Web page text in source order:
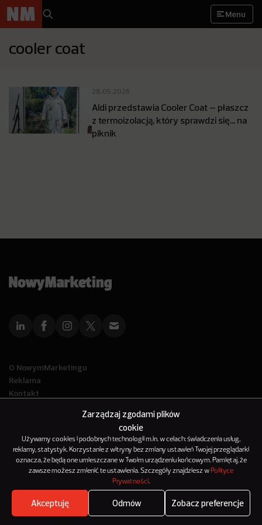
Zarządzaj zgodami plików
cookie
Używamy cookies i podobnych technologii m.in. w celach: świadczenia usług,
reklamy, statystyk. Korzystanie z witryny bez zmiany ustawień Twojej przeglądarki
oznacza, że będą one umieszczane w Twoim urządzeniu końcowym. Pamiętaj, że
zawsze możesz zmienić te ustawienia. Szczegóły znajdziesz w Polityce
Prywatności.
Akceptuję Odmów Zobacz preferencje
Menu
cooler coat
28.05.2026
Aldi przedstawia Cooler Coat – płaszcz
z termoizolacją, który sprawdzi się… na
piknik
Where's the beef?
O NowymMarketingu
Reklama
Kontakt
© 2012-2025
NowyMarketing jest marką 143Media Sp. z o.o.